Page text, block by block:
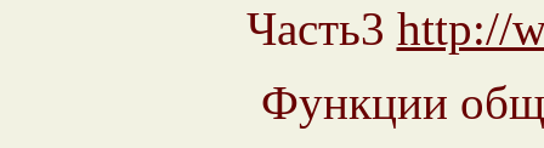
Часть3 http://
Функции